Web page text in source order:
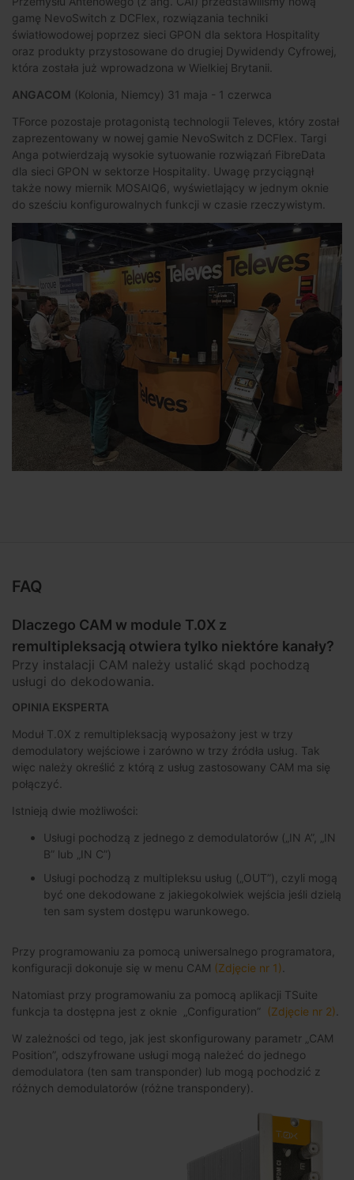
gamę NevoSwitch z DCFlex, rozwiązania techniki
światłowodowej poprzez sieci GPON dla sektora Hospitality
oraz produkty przystosowane do drugiej Dywidendy Cyfrowej,
która została już wprowadzona w Wielkiej Brytanii.
ANGACOM (Kolonia, Niemcy) 31 maja - 1 czerwca
TForce pozostaje protagonistą technologii Televes, który został
zaprezentowany w nowej gamie NevoSwitch z DCFlex. Targi
Anga potwierdzają wysokie sytuowanie rozwiązań FibreData
dla sieci GPON w sektorze Hospitality. Uwagę przyciągnął
także nowy miernik MOSAIQ6, wyświetlający w jednym oknie
do sześciu konfigurowalnych funkcji w czasie rzeczywistym.
FAQ
Dlaczego CAM w module T.0X z
remultipleksacją otwiera tylko niektóre kanały?
Przy instalacji CAM należy ustalić skąd pochodzą
usługi do dekodowania.
OPINIA EKSPERTA
Moduł T.0X z remultipleksacją wyposażony jest w trzy
demodulatory wejściowe i zarówno w trzy źródła usług. Tak
więc należy określić z którą z usług zastosowany CAM ma się
połączyć.
Istnieją dwie możliwości:
Usługi pochodzą z jednego z demodulatorów („IN A”, „IN
B” lub „IN C”)
Usługi pochodzą z multipleksu usług („OUT”), czyli mogą
być one dekodowane z jakiegokolwiek wejścia jeśli dzielą
ten sam system dostępu warunkowego.
Przy programowaniu za pomocą uniwersalnego programatora,
konfiguracji dokonuje się w menu CAM (Zdjęcie nr 1)
Natomiast przy programowaniu za pomocą aplikacji TSuite
funkcja ta dostępna jest z oknie „Configuration” (Zdjęcie nr 2)
W zależności od tego, jak jest skonfigurowany parametr „CAM
Position”, odszyfrowane usługi mogą należeć do jednego
demodulatora (ten sam transponder) lub mogą pochodzić z
różnych demodulatorów (różne transpondery).